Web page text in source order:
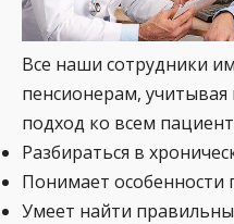
Все наши сотрудники
пенсионерам,
подход ко всем
Разбираться в
Понимает особенности
Умеет найти